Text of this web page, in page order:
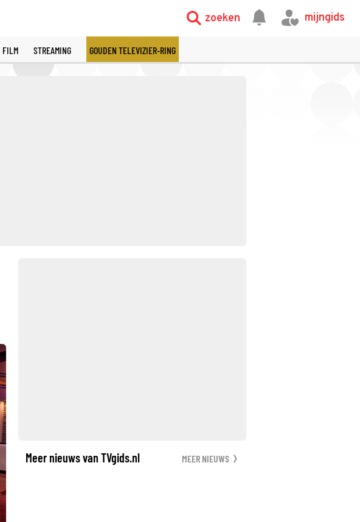
zoeken mijngids
FILM STREAMING GOUDEN TELEVIZIER-RING
Meer nieuws van TVgids.nl MEER NIEUWS